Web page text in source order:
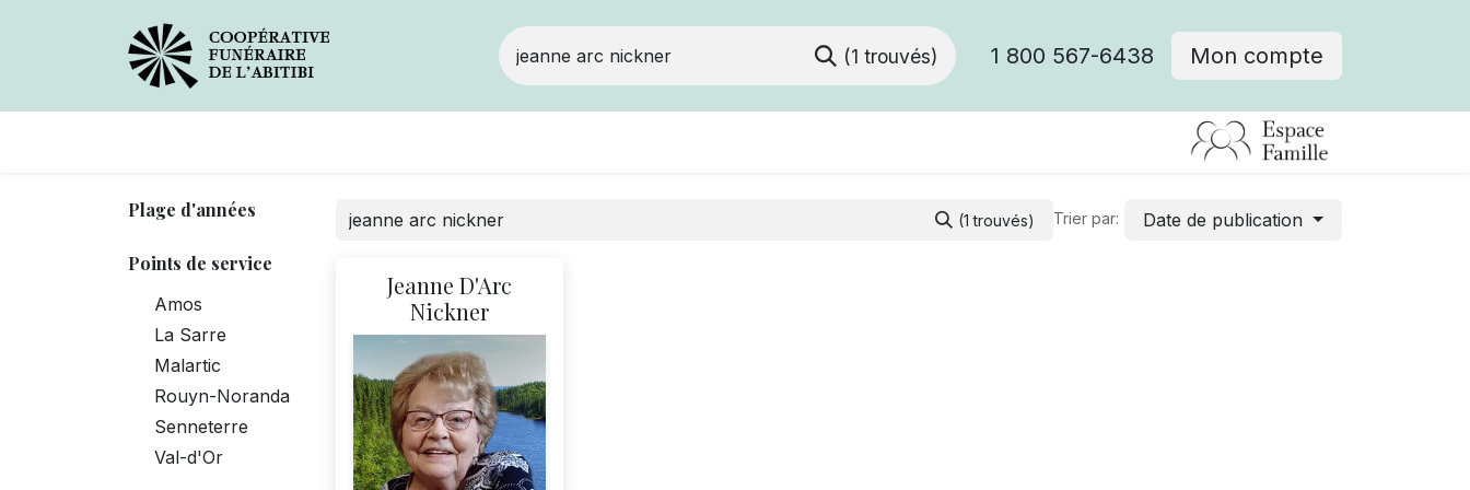
(1 trouvés) 1 800 567-6438 Mon compte
Plage d'années
Points de service
Amos
La Sarre
Malartic
Rouyn-Noranda
Senneterre
Val-d'Or
(1 trouvés) Trier par: Date de publication
Jeanne D'Arc
Nickner